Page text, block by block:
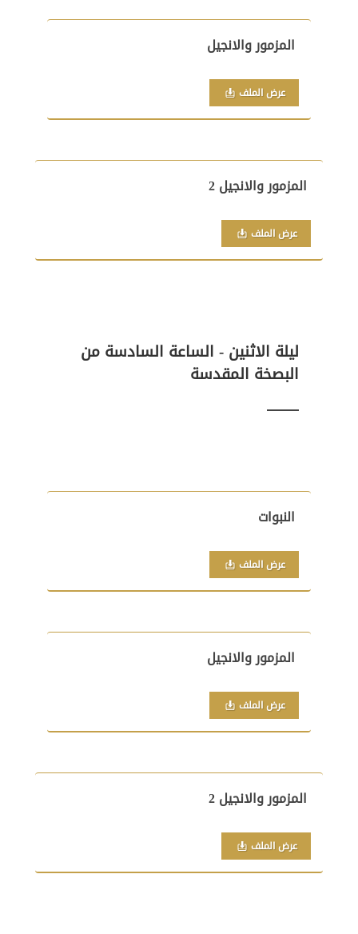
المزمور والانجيل
عرض الملف
المزمور والانجيل 2
عرض الملف
ليلة الاثنين - الساعة السادسة من
البصخة المقدسة
النبوات
عرض الملف
المزمور والانجيل
عرض الملف
المزمور والانجيل 2
عرض الملف